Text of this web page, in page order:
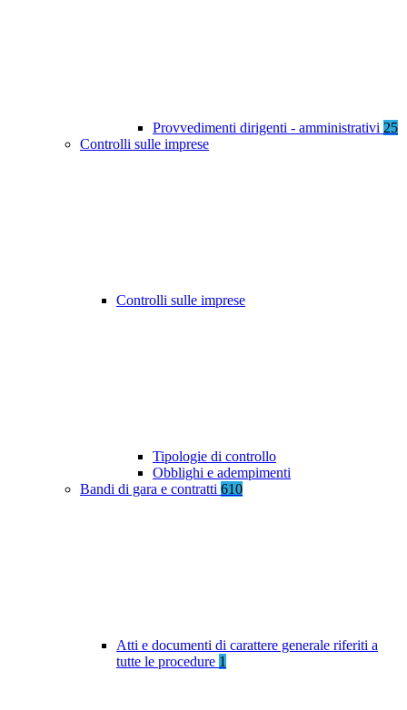
Provvedimenti dirigenti - amministrativi 25
Controlli sulle imprese
Controlli sulle imprese
Tipologie di controllo
Obblighi e adempimenti
Bandi di gara e contratti 610
Atti e documenti di carattere generale riferiti a
tutte le procedure 1